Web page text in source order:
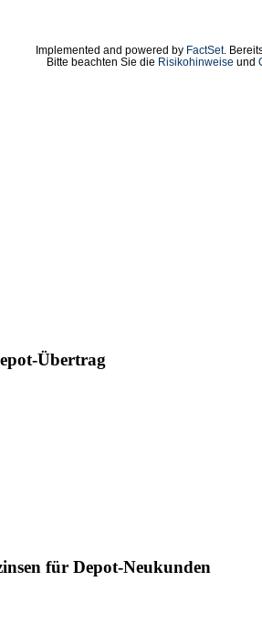
Implemented and powered by FactSet.
Bitte beachten Sie die Risikohinweise und
Übertrag
für Depot-Neukunden